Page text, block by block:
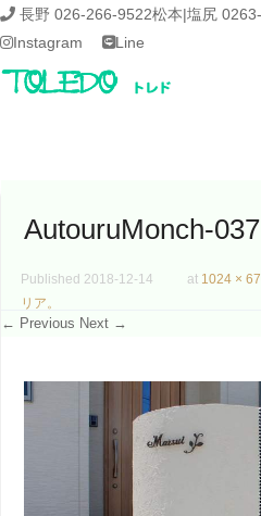
長野 026-266-9522松本|塩尻
Instagram
Line
AutouruMonch-
Published 2018-12-14 at 1024 ×
リア。
← Previous Next →